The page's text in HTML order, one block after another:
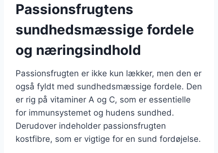
Passionsfrugtens
sundhedsmæssige fordele
og næringsindhold
Passionsfrugten er ikke kun lækker, men den er
også fyldt med sundhedsmæssige fordele. Den
er rig på vitaminer A og C, som er essentielle
for immunsystemet og hudens sundhed.
Derudover indeholder passionsfrugten
kostfibre, som er vigtige for en sund fordøjelse.